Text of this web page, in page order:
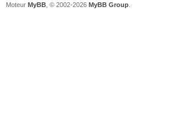
Moteur MyBB , © 2002-2026 MyBB Group